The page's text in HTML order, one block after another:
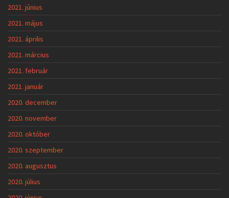
2021. június
2021. május
2021. április
2021. március
2021. február
2021. január
2020. december
2020. november
2020. október
2020. szeptember
2020. augusztus
2020. július